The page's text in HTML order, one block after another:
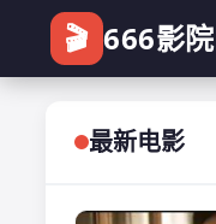
🎬 666影院
最新电影